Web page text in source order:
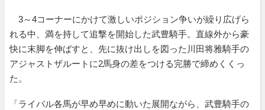
3～4コーナーにかけて激しいポジション争いが繰り広げら
れる中、満を持して追撃を開始した武豊騎手。直線外から豪
快に末脚を伸ばすと、先に抜け出しを図った川田将雅騎手の
アジャストザルートに2馬身の差をつける完勝で締めくくっ
た。
「ライバル各馬が早め早めに動いた展開ながら、武豊騎手の